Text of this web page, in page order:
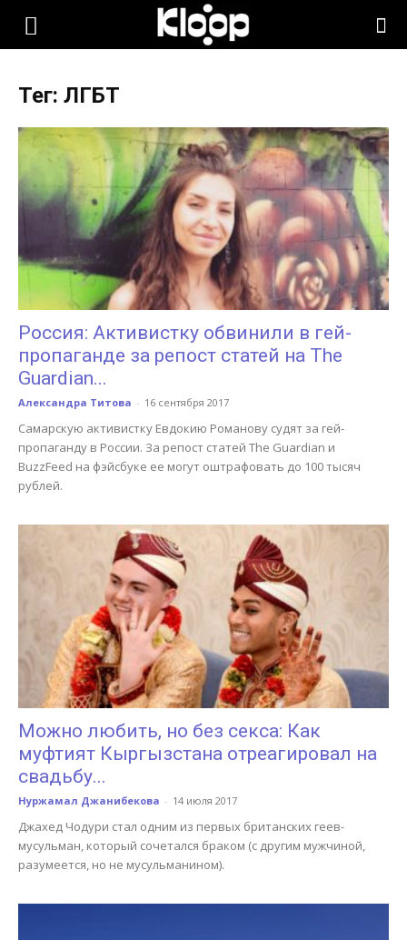
KLOOP.KG
Новости
Кыргызстана
Тег: ЛГБТ
Россия: Активистку обвинили в гей-
пропаганде за репост статей на The
Guardian...
Александра Титова - 16 сентября 2017
Самарскую активистку Евдокию Романову судят за гей-
пропаганду в России. За репост статей The Guardian и
BuzzFeed на фэйсбуке ее могут оштрафовать до 100 тысяч
рублей.
Можно любить, но без секса: Как
муфтият Кыргызстана отреагировал на
свадьбу...
Нуржамал Джанибекова - 14 июля 2017
Джахед Чодури стал одним из первых британских геев-
мусульман, который сочетался браком (с другим мужчиной,
разумеется, но не мусульманином).